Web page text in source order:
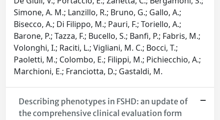
Simone, A. M.; Lanzillo, R.; Bruno, G.; Gallo, A.;
Bisecco, A.; Di Filippo, M.; Pauri, F.; Toriello, A.;
Barone, P.; Tazza, F.; Bucello, S.; Banfi, P.; Fabris, M.;
Volonghi, I.; Raciti, L.; Vigliani, M. C.; Bocci, T.;
Paoletti, M.; Colombo, E.; Filippi, M.; Pichiecchio, A.;
Marchioni, E.; Franciotta, D.; Gastaldi, M.
Describing phenotypes in FSHD: an update of
the comprehensive clinical evaluation form